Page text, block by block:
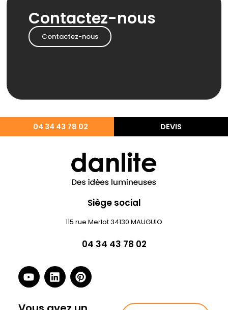
Contactez-nous
Contactez-nous
04 34 43 78 02 DEVIS
Siège social
115 rue Merlot 34130 MAUGUIO
04 34 43 78 02